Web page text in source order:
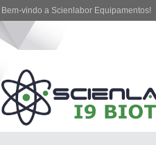
Bem-vindo a Scienlabor Equipamentos!